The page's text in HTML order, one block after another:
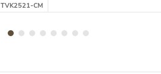
TVK2521-CM